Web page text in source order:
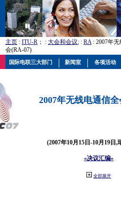
主页 : ITU-R ； : 大会和会议; : RA: 2007年
会(RA-07)
2007年无线电通信
(2007年10月15日-10月19日,
«决议汇编»
全部展开
国际电联三大部门 新闻室 各项活动